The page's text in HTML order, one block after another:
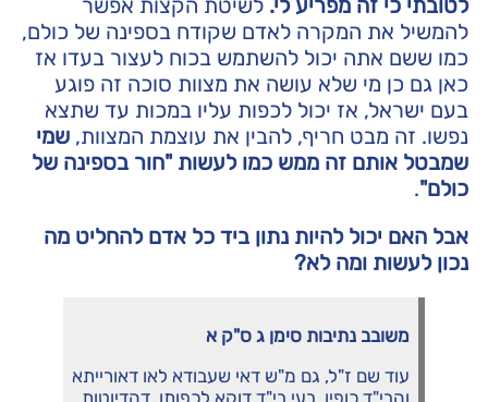
להמשיל את המקרה לאדם שקודח בספינה של כולם,
כמו ששם אתה יכול להשתמש בכוח לעצור בעדו אז
כאן גם כן מי שלא עושה את מצוות סוכה זה פוגע
בעם ישראל, אז יכול לכפות עליו במכות עד שתצא
נפשו. זה מבט חריף, להבין את עוצמת המצוות, שמי
שמבטל אותם זה ממש כמו לעשות "חור בספינה של
כולם".
אבל האם יכול להיות נתון ביד כל אדם להחליט מה
נכון לעשות ומה לא?
משובב נתיבות סימן ג ס"ק א
עוד שם ז"ל, גם מ"ש דאי שעבודא לאו דאורייתא
והבי"ד כופין, בעי בי"ד דוקא לכפותו, דהדיוטות